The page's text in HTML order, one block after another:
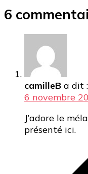
6
camilleB a dit :
6 novembre
J’adore le
présenté ici.